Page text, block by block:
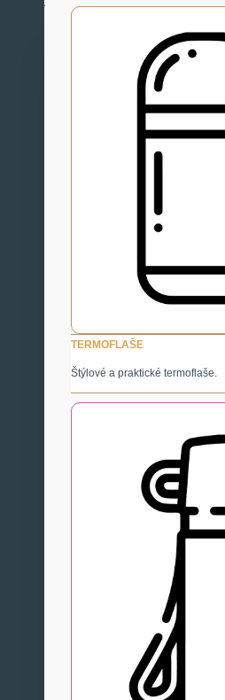
TERMOFLAŠE
Štýlové a praktické termoflaše.